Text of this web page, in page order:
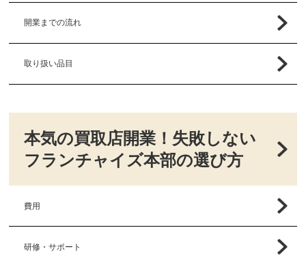
開業までの流れ
取り扱い品目
本気の買取店開業！失敗しない
フランチャイズ本部の選び方
費用
研修・サポート